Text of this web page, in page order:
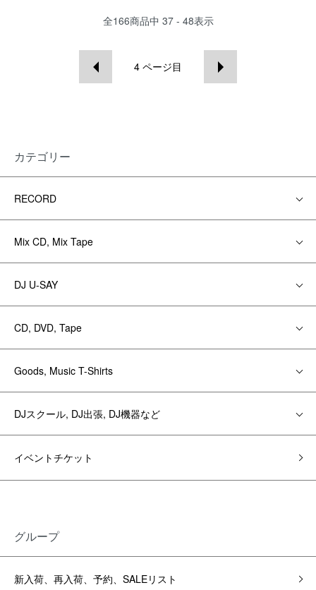
全166商品中 37 - 48表示
4 ページ目
カテゴリー
RECORD
Mix CD, Mix Tape
DJ U-SAY
CD, DVD, Tape
Goods, Music T-Shirts
DJスクール, DJ出張, DJ機器など
イベントチケット
グループ
新入荷、再入荷、予約、SALEリスト